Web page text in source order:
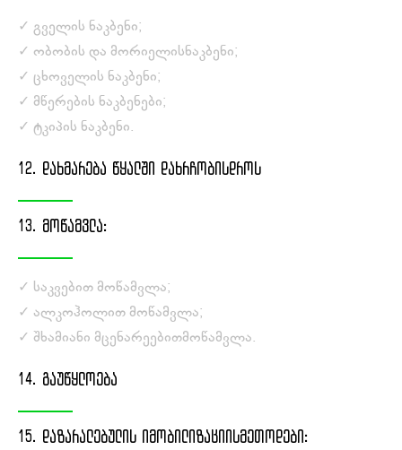
✓ გველის ნაკბენი;
✓ ობობის და მორიელისნაკბენი;
✓ ცხოველის ნაკბენი;
✓ მწერების ნაკბენები;
✓ ტკიპის ნაკბენი.
12. ᲓᲐᲮᲛᲐᲠᲔᲑᲐ ᲬᲧᲐᲚᲨᲘ ᲓᲐᲮᲠᲩᲝᲑᲘᲡᲓᲠᲝᲡ
13. ᲛᲝᲬᲐᲛᲕᲚᲐ:
✓ საკვებით მოწამვლა;
✓ ალკოჰოლით მოწამვლა;
✓ შხამიანი მცენარეებითმოწამვლა.
14. ᲒᲐᲣᲬᲧᲚᲝᲔᲑᲐ
15. ᲓᲐᲖᲐᲠᲐᲚᲔᲑᲣᲚᲘᲡ ᲘᲛᲝᲑᲘᲚᲘᲖᲐᲪᲘᲘᲡᲛᲔᲗᲝᲓᲔᲑᲘ: